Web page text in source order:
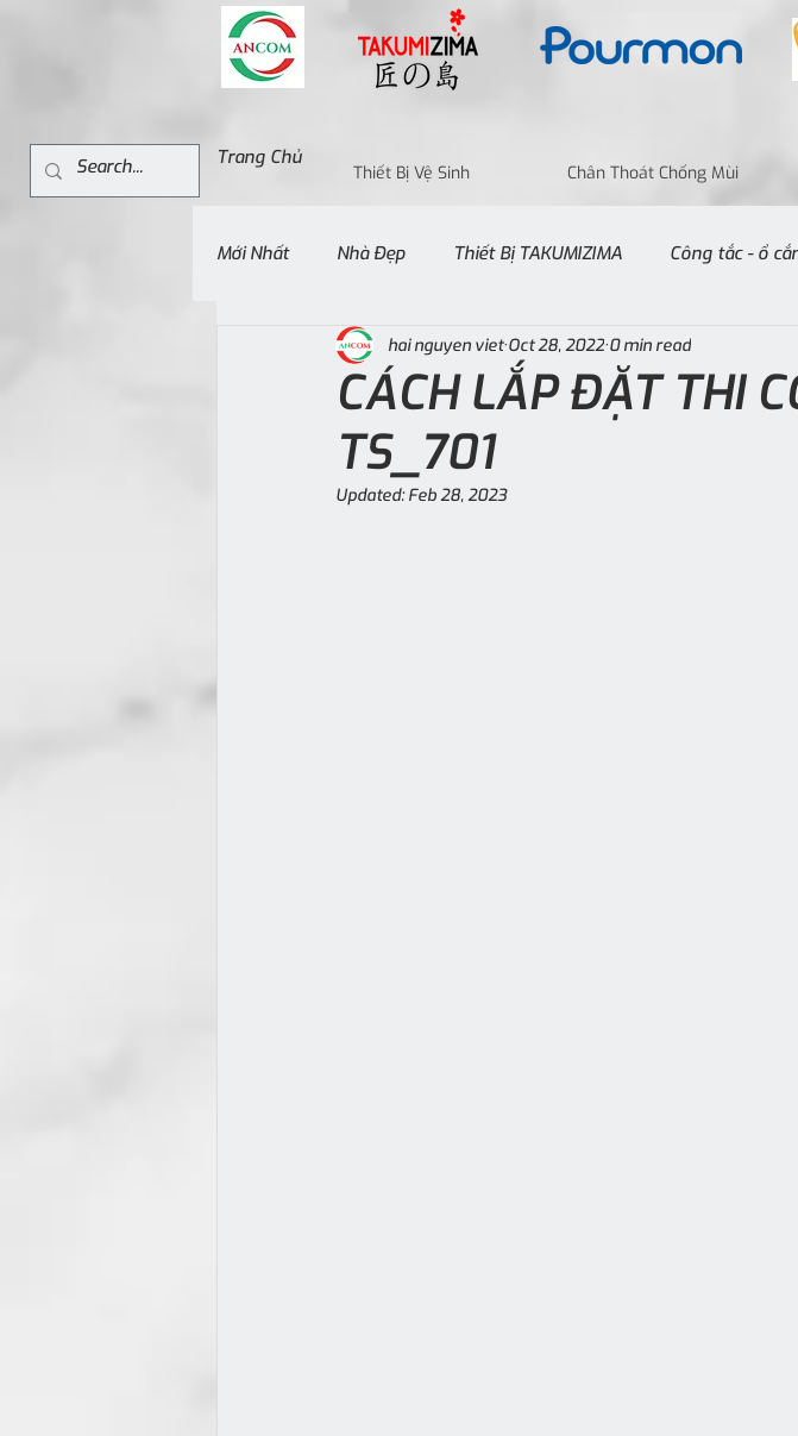
Thiết Bị Vệ Sinh Chân Thoát Chống Mùi
Trang Chủ
Mới Nhất Nhà Đẹp Thiết Bị TAKUMIZIMA Công tắc - ổ
CÁCH LẮP ĐẶT THI
TS_701
hai nguyen viet Oct 28, 2022 0 min read
Updated:Feb 28, 2023